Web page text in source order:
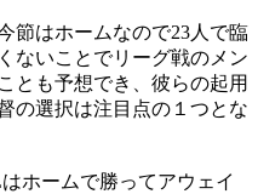
節はホームなので23人で臨
ないことでリーグ戦のメン
とも予想でき、彼らの起用
の選択は注目点の１つとな
ホームで勝ってアウェイ